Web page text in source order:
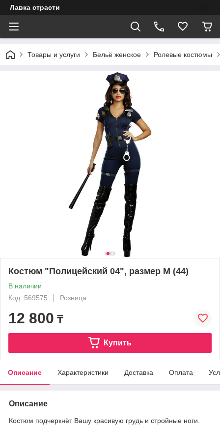
Лавка страсти
Товары и услуги Бельё женское Ролевые костюмы
Костюм "Полицейский 04", размер M (44)
В наличии
Код: 569575
Розница
12 800 ₸
Купить
Описание Характеристики Доставка Оплата
Описание
Костюм подчеркнёт Вашу красивую грудь и стройные ноги.